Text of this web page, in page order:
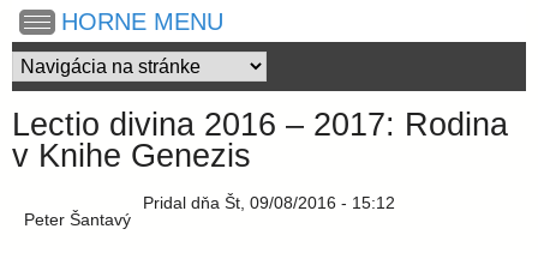
t
i
s
ľ
a
d
á
v
a
i
e
d
a
ť
HORNE MENU
Lectio divina 2016 – 2017: Rodina
v Knihe Genezis
Pridal
Peter Šantavý
dňa Št, 09/08/2016 - 15:12